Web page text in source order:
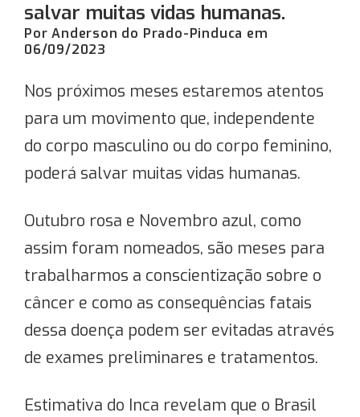
salvar muitas vidas humanas.
Por Anderson do Prado-Pinduca em
06/09/2023
Nos próximos meses estaremos atentos
para um movimento que, independente
do corpo masculino ou do corpo feminino,
poderá salvar muitas vidas humanas.
Outubro rosa e Novembro azul, como
assim foram nomeados, são meses para
trabalharmos a conscientização sobre o
câncer e como as consequências fatais
dessa doença podem ser evitadas através
de exames preliminares e tratamentos.
Estimativa do Inca revelam que o Brasil